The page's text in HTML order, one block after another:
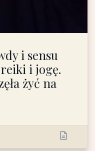
i sensu
reiki i jogę.
żyć na